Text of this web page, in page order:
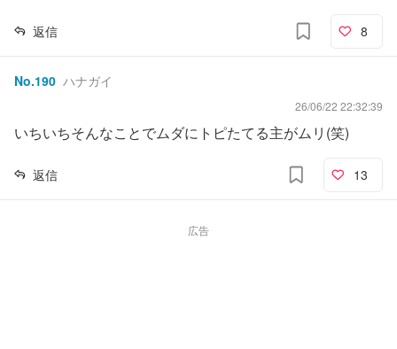
返信 8
No.190 ハナガイ
26/06/22 22:32:39
いちいちそんなことでムダにトピたてる主がムリ(笑)
返信 13
広告